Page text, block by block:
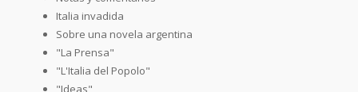
Italia invadida
Sobre una novela argentina
"La Prensa"
"L'Italia del Popolo"
"Ideas"